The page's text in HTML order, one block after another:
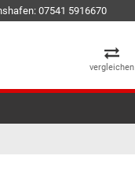
07541 5916670
vergleichen